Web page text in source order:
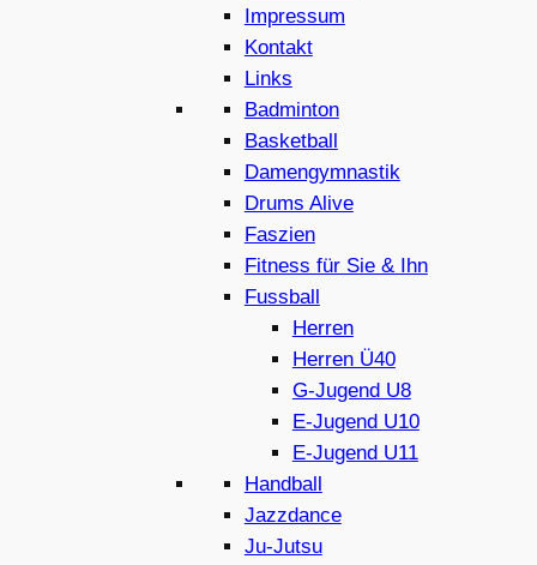
Impressum
Kontakt
Links
Badminton
Basketball
Damengymnastik
Drums Alive
Faszien
Fitness für Sie & Ihn
Fussball
Herren
Herren Ü40
G-Jugend U8
E-Jugend U10
E-Jugend U11
Handball
Jazzdance
Ju-Jutsu